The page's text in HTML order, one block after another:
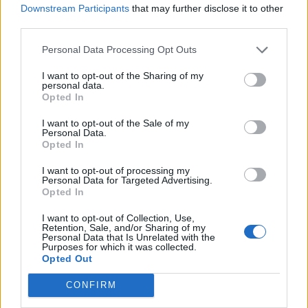
Downstream Participants that may further disclose it to other
Personal Data Processing Opt Outs
I want to opt-out of the Sharing of my
personal data.
Opted In
I want to opt-out of the Sale of my
Personal Data.
Opted In
I want to opt-out of processing my
Personal Data for Targeted Advertising.
Opted In
I want to opt-out of Collection, Use,
Retention, Sale, and/or Sharing of my
Personal Data that Is Unrelated with the
Purposes for which it was collected.
Opted Out
CONFIRM
Deseu el meu nom, el correu electrònic i el lloc web en
aquest navegador per a la propera vegada que comenti.
characters